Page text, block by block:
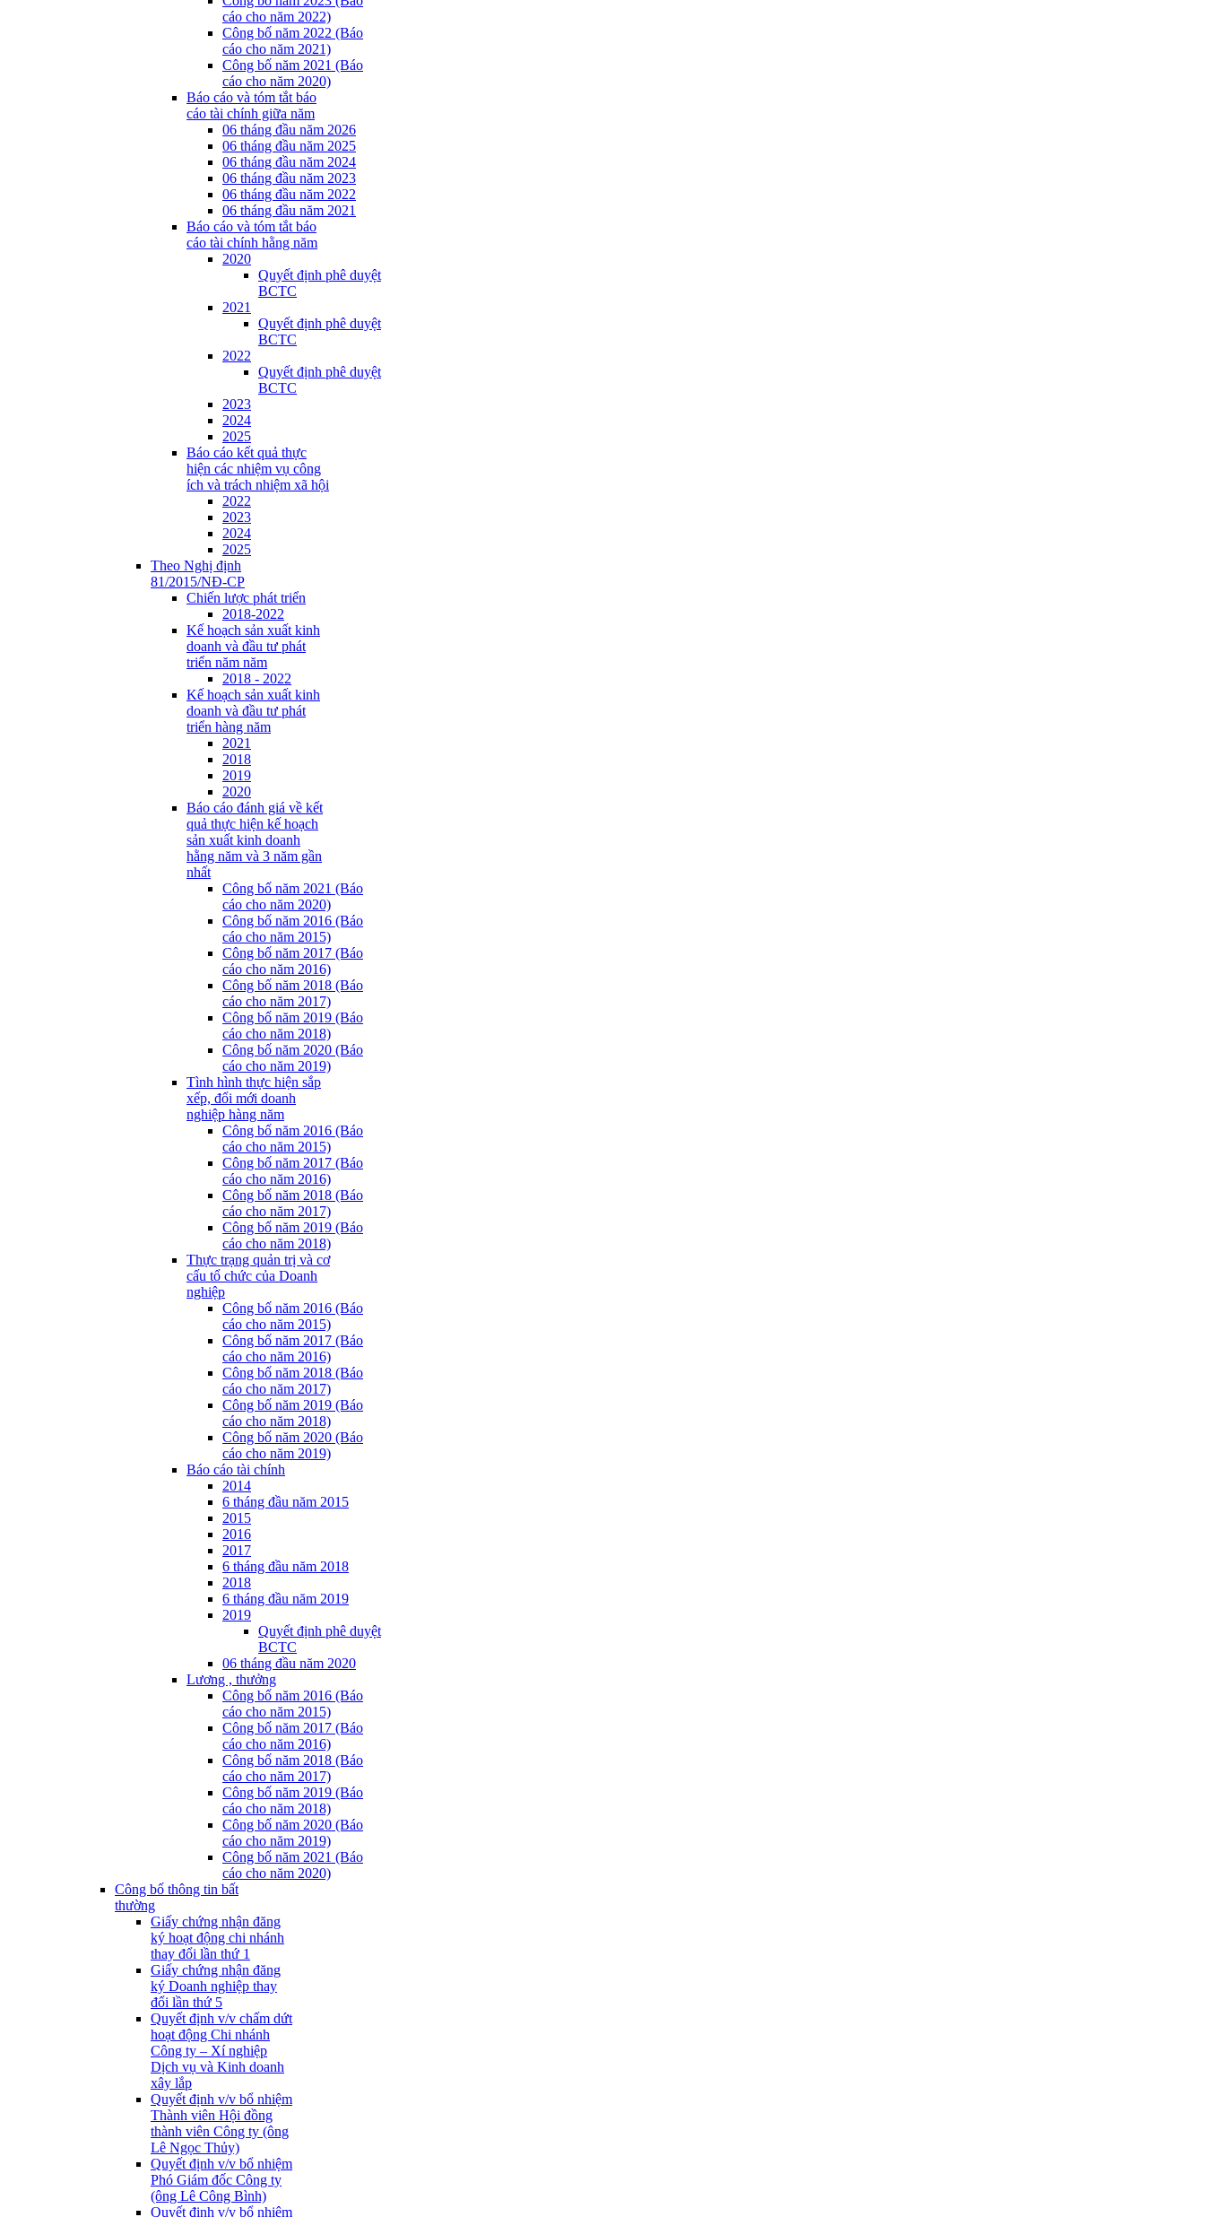
cáo cho năm 2022)
Công bố năm 2022 (Báo
cáo cho năm 2021)
Công bố năm 2021 (Báo
cáo cho năm 2020)
Báo cáo và tóm tắt báo
cáo tài chính giữa năm
06 tháng đầu năm 2026
06 tháng đầu năm 2025
06 tháng đầu năm 2024
06 tháng đầu năm 2023
06 tháng đầu năm 2022
06 tháng đầu năm 2021
Báo cáo và tóm tắt báo
cáo tài chính hằng năm
2020
Quyết định phê duyệt
BCTC
2021
Quyết định phê duyệt
BCTC
2022
Quyết định phê duyệt
BCTC
2023
2024
2025
Báo cáo kết quả thực
hiện các nhiệm vụ công
ích và trách nhiệm xã hội
2022
2023
2024
2025
Theo Nghị định
81/2015/NĐ-CP
Chiến lược phát triển
2018-2022
Kế hoạch sản xuất kinh
doanh và đầu tư phát
triển năm năm
2018 - 2022
Kế hoạch sản xuất kinh
doanh và đầu tư phát
triển hàng năm
2021
2018
2019
2020
Báo cáo đánh giá về kết
quả thực hiện kế hoạch
sản xuất kinh doanh
hằng năm và 3 năm gần
nhất
Công bố năm 2021 (Báo
cáo cho năm 2020)
Công bố năm 2016 (Báo
cáo cho năm 2015)
Công bố năm 2017 (Báo
cáo cho năm 2016)
Công bố năm 2018 (Báo
cáo cho năm 2017)
Công bố năm 2019 (Báo
cáo cho năm 2018)
Công bố năm 2020 (Báo
cáo cho năm 2019)
Tình hình thực hiện sắp
xếp, đổi mới doanh
nghiệp hàng năm
Công bố năm 2016 (Báo
cáo cho năm 2015)
Công bố năm 2017 (Báo
cáo cho năm 2016)
Công bố năm 2018 (Báo
cáo cho năm 2017)
Công bố năm 2019 (Báo
cáo cho năm 2018)
Thực trạng quản trị và cơ
cấu tổ chức của Doanh
nghiệp
Công bố năm 2016 (Báo
cáo cho năm 2015)
Công bố năm 2017 (Báo
cáo cho năm 2016)
Công bố năm 2018 (Báo
cáo cho năm 2017)
Công bố năm 2019 (Báo
cáo cho năm 2018)
Công bố năm 2020 (Báo
cáo cho năm 2019)
Báo cáo tài chính
2014
6 tháng đầu năm 2015
2015
2016
2017
6 tháng đầu năm 2018
2018
6 tháng đầu năm 2019
2019
Quyết định phê duyệt
BCTC
06 tháng đầu năm 2020
Lương , thưởng
Công bố năm 2016 (Báo
cáo cho năm 2015)
Công bố năm 2017 (Báo
cáo cho năm 2016)
Công bố năm 2018 (Báo
cáo cho năm 2017)
Công bố năm 2019 (Báo
cáo cho năm 2018)
Công bố năm 2020 (Báo
cáo cho năm 2019)
Công bố năm 2021 (Báo
cáo cho năm 2020)
Công bố thông tin bất
thường
Giấy chứng nhận đăng
ký hoạt động chi nhánh
thay đổi lần thứ 1
Giấy chứng nhận đăng
ký Doanh nghiệp thay
đổi lần thứ 5
Quyết định v/v chấm dứt
hoạt động Chi nhánh
Công ty – Xí nghiệp
Dịch vụ và Kinh doanh
xây lắp
Quyết định v/v bổ nhiệm
Thành viên Hội đồng
thành viên Công ty (ông
Lê Ngọc Thủy)
Quyết định v/v bổ nhiệm
Phó Giám đốc Công ty
(ông Lê Công Bình)
Quyết định v/v bổ nhiệm